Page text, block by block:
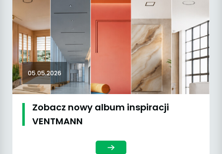
05.05.2026
Zobacz nowy album inspiracji
VENTMANN